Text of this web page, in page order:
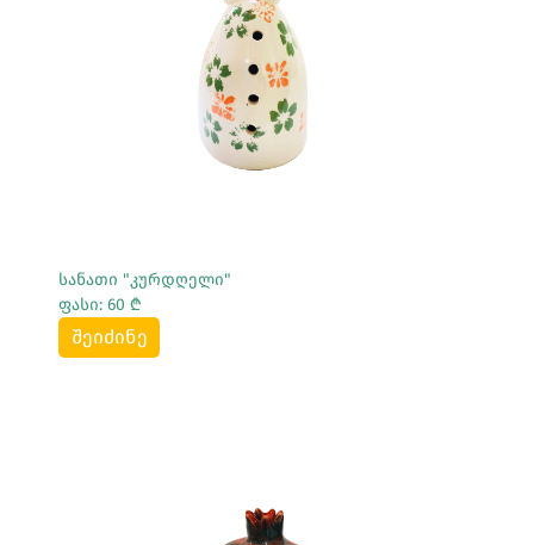
Სრულად Ნახვა
სანათი "კურდღელი"
ფასი: 60 ₾
შეიძინე